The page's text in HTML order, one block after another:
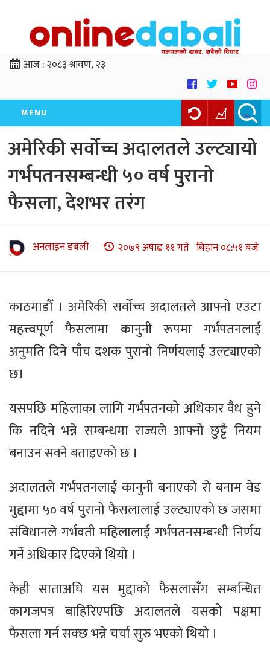
आज :२०८३ श्रावण, २३
MENU
अमेरिकी सर्वोच्च अदालतले उल्ट्यायो
गर्भपतनसम्बन्धी ५० वर्ष पुरानो
फैसला, देशभर तरंग
अनलाइन डबली २०७९ अषाढ ११ गते बिहान ०८:५१ बजे
काठमाडौँ । अमेरिकी सर्वोच्च अदालतले आफ्नो एउटा
महत्त्वपूर्ण फैसलामा कानुनी रूपमा गर्भपतनलाई
अनुमति दिने पाँच दशक पुरानो निर्णयलाई उल्ट्याएको
छ।
यसपछि महिलाका लागि गर्भपतनको अधिकार वैध हुने
कि नदिने भन्ने सम्बन्धमा राज्यले आफ्नो छुट्टै नियम
बनाउन सक्ने बताइएको छ ।
अदालतले गर्भपतनलाई कानुनी बनाएको रो बनाम वेड
मुद्दामा ५० वर्ष पुरानो फैसलालाई उल्ट्याएको छ जसमा
संविधानले गर्भवती महिलालाई गर्भपतनसम्बन्धी निर्णय
गर्ने अधिकार दिएको थियो ।
केही साताअघि यस मुद्दाको फैसलासँग सम्बन्धित
कागजपत्र बाहिरिएपछि अदालतले यसको पक्षमा
फैसला गर्न सक्छ भन्ने चर्चा सुरु भएको थियो ।